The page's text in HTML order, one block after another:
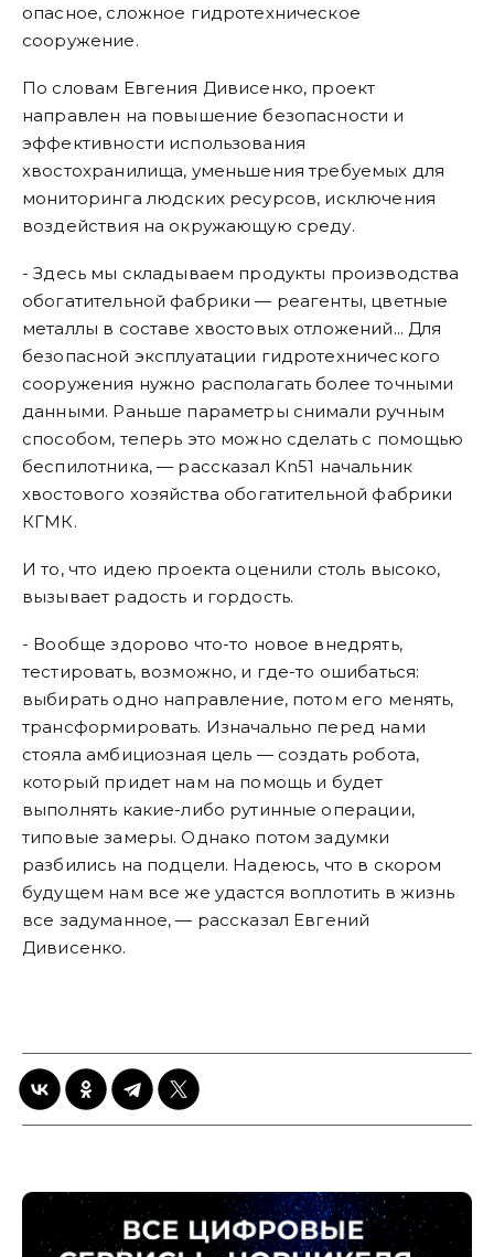
опасное, сложное гидротехническое
сооружение.
По словам Евгения Дивисенко, проект
направлен на повышение безопасности и
эффективности использования
хвостохранилища, уменьшения требуемых для
мониторинга людских ресурсов, исключения
воздействия на окружающую среду.
- Здесь мы складываем продукты производства
обогатительной фабрики — реагенты, цветные
металлы в составе хвостовых отложений... Для
безопасной эксплуатации гидротехнического
сооружения нужно располагать более точными
данными. Раньше параметры снимали ручным
способом, теперь это можно сделать с помощью
беспилотника, — рассказал Kn51 начальник
хвостового хозяйства обогатительной фабрики
КГМК.
И то, что идею проекта оценили столь высоко,
вызывает радость и гордость.
- Вообще здорово что-то новое внедрять,
тестировать, возможно, и где-то ошибаться:
выбирать одно направление, потом его менять,
трансформировать. Изначально перед нами
стояла амбициозная цель — создать робота,
который придет нам на помощь и будет
выполнять какие-либо рутинные операции,
типовые замеры. Однако потом задумки
разбились на подцели. Надеюсь, что в скором
будущем нам все же удастся воплотить в жизнь
все задуманное, — рассказал Евгений
Дивисенко.